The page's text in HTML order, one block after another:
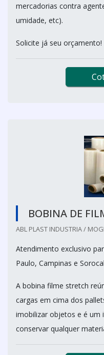
mercadorias contra
umidade, etc).
Solicite já seu orçamento!
BOBINA DE
ABL PLAST INDUSTRIA /
Atendimento exclusivo
Paulo, Campinas e
A bobina filme stretch
cargas em cima dos
imobilizar objetos e é um
conservar qualquer